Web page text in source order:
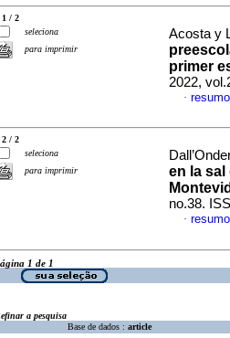
1 / 2
seleciona
para imprimir
Acosta y
primer
2022,
·
2 / 2
seleciona
para imprimir
en la
no.38.
·
1 de 1
a pesquisa
Base de dados : article